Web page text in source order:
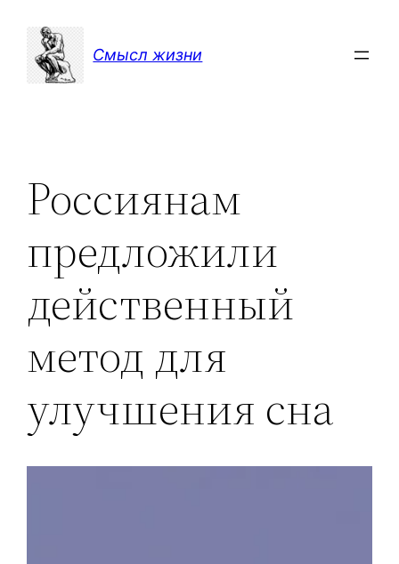
содержимому
Смысл жизни
Россиянам
предложили
действенный
метод для
улучшения сна